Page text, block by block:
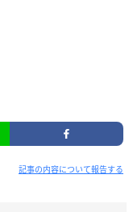
記事の内容について報告する